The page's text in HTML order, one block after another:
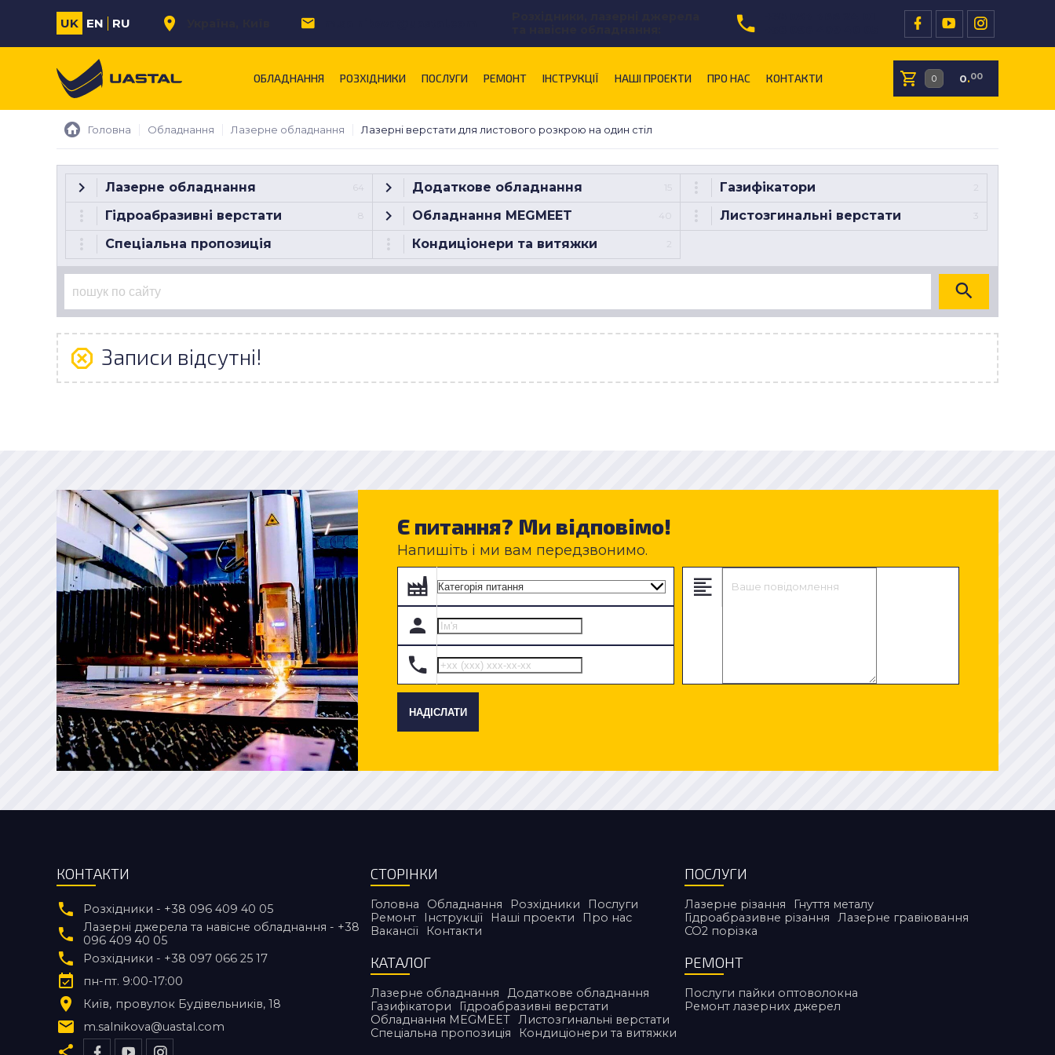
UK EN RU
ОБЛАДНАННЯ РОЗХІДНИКИ ПОСЛУГИ РЕМОНТ ІНСТРУКЦІЇ НАШІ ПРОЕКТИ ПРО НАС КОНТАКТИ 0.00
Головна Обладнання Лазерне обладнання Лазерні верстати для листового розкрою на один стіл
Лазерне обладнання 64 Додаткове обладнання 15 Газифікатори 2
Гідроабразивні верстати 8 Обладнання MEGMEET 40 Листозгинальні верстати 3
Спеціальна пропозиція Кондиціонери та витяжки 2
Записи відсутні!
Є питання? Ми відповімо!
Напишіть і ми вам передзвонимо.
НАДІСЛАТИ
КОНТАКТИ
Розхідники - +38 096 409 40 05
Лазерні джерела та навісне обладнання - +38
096 409 40 05
Розхідники - +38 097 066 25 17
пн-пт. 9:00-17:00
Київ
провулок Будівельників, 18
m.salnikova@uastal.com
СТОРІНКИ
Головна Обладнання Розхідники
Послуги
Ремонт
Інструкції Наші проекти
Про нас
Вакансії
Контакти
КАТАЛОГ
Лазерне обладнання
Додаткове обладнання
Газифікатори
Гідроабразивні верстати
Обладнання MEGMEET Листозгинальні верстати
Спеціальна пропозиція
Кондиціонери та витяжки
ПОСЛУГИ
Лазерне різання
Гнуття металу
Гідроабразивне різання
Лазерне гравіювання
CO2 порiзка
РЕМОНТ
Послуги пайки оптоволокна
Ремонт лазерних джерел